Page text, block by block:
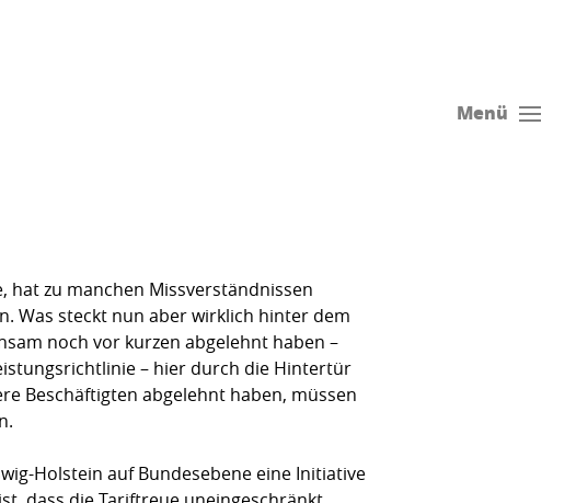
Menü
hat zu manchen Missverständnissen
Was steckt nun aber wirklich hinter dem
noch vor kurzen abgelehnt haben –
– hier durch die Hintertür
Beschäftigten abgelehnt haben, müssen
Holstein auf Bundesebene eine Initiative